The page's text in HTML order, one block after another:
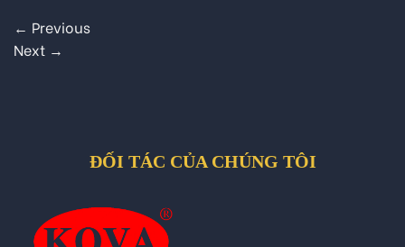
← Previous
Next →
ĐỐI TÁC CỦA CHÚNG TÔI